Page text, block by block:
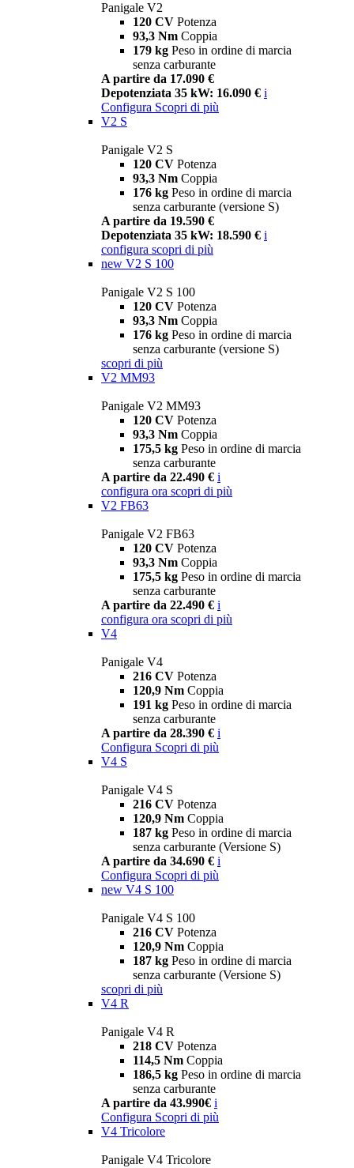
Panigale V2
120 CV Potenza
93,3 Nm Coppia
179 kg Peso in ordine di marcia
senza carburante
A partire da 17.090 €
Depotenziata 35 kW: 16.090 € i
Configura Scopri di più
V2 S
Panigale V2 S
120 CV Potenza
93,3 Nm Coppia
176 kg Peso in ordine di marcia
senza carburante (versione S)
A partire da 19.590 €
Depotenziata 35 kW: 18.590 € i
configura scopri di più
new V2 S 100
Panigale V2 S 100
120 CV Potenza
93,3 Nm Coppia
176 kg Peso in ordine di marcia
senza carburante (versione S)
scopri di più
V2 MM93
Panigale V2 MM93
120 CV Potenza
93,3 Nm Coppia
175,5 kg Peso in ordine di marcia
senza carburante
A partire da 22.490 € i
configura ora scopri di più
V2 FB63
Panigale V2 FB63
120 CV Potenza
93,3 Nm Coppia
175,5 kg Peso in ordine di marcia
senza carburante
A partire da 22.490 € i
configura ora scopri di più
V4
Panigale V4
216 CV Potenza
120,9 Nm Coppia
191 kg Peso in ordine di marcia
senza carburante
A partire da 28.390 € i
Configura Scopri di più
V4 S
Panigale V4 S
216 CV Potenza
120,9 Nm Coppia
187 kg Peso in ordine di marcia
senza carburante (Versione S)
A partire da 34.690 € i
Configura Scopri di più
new V4 S 100
Panigale V4 S 100
216 CV Potenza
120,9 Nm Coppia
187 kg Peso in ordine di marcia
senza carburante (Versione S)
scopri di più
V4 R
Panigale V4 R
218 CV Potenza
114,5 Nm Coppia
186,5 kg Peso in ordine di marcia
senza carburante
A partire da 43.990€ i
Configura Scopri di più
V4 Tricolore
Panigale V4 Tricolore